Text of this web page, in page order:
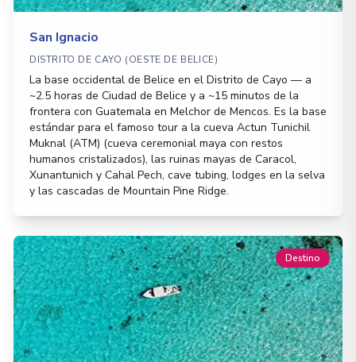
San Ignacio
DISTRITO DE CAYO (OESTE DE BELICE)
La base occidental de Belice en el Distrito de Cayo — a
~2.5 horas de Ciudad de Belice y a ~15 minutos de la
frontera con Guatemala en Melchor de Mencos. Es la base
estándar para el famoso tour a la cueva Actun Tunichil
Muknal (ATM) (cueva ceremonial maya con restos
humanos cristalizados), las ruinas mayas de Caracol,
Xunantunich y Cahal Pech, cave tubing, lodges en la selva
y las cascadas de Mountain Pine Ridge.
Destino